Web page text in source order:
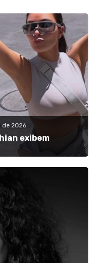
de 2026
exibem